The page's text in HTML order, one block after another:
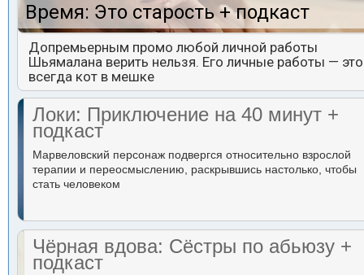
Время: Это старость + подкаст
Допремьерным промо любой личной работы
Шьямалана верить нельзя. Его личные работы — это
всегда кот в мешке
Локи: Приключение на 40 минут +
подкаст
Марвеловский персонаж подвергся относительно взрослой
терапии и переосмыслению, раскрывшись настолько, чтобы
стать человеком
Чёрная вдова: Сёстры по абьюзу +
подкаст